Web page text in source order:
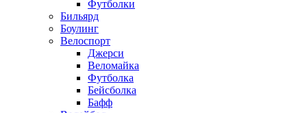
Футболки
Бильярд
Боулинг
Велоспорт
Джерси
Веломайка
Футболка
Бейсболка
Бафф